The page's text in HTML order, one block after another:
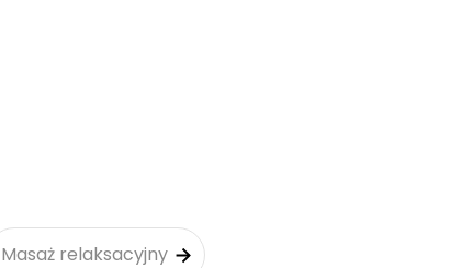
Masaż relaksacyjny